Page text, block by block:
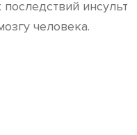
инсульт
человека.